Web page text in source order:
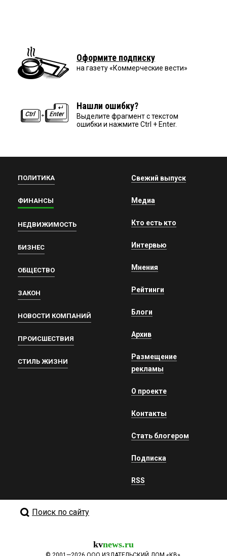
Оформите подписку
на газету «Коммерческие вести»
Нашли ошибку?
Выделите фрагмент с текстом
ошибки и нажмите Ctrl + Enter.
ПОЛИТИКА
ФИНАНСЫ
НЕДВИЖИМОСТЬ
БИЗНЕС
ОБЩЕСТВО
ЗАКОН
НОВОСТИ КОМПАНИЙ
ПРОИСШЕСТВИЯ
СТИЛЬ ЖИЗНИ
Свежий выпуск
Медиа
Кто есть кто
Интервью
Мнения
Рейтинги
Блоги
Архив
Размещение
рекламы
О проекте
Контакты
Стать блогером
Подписка
RSS
Поиск по сайту
kvnews.ru